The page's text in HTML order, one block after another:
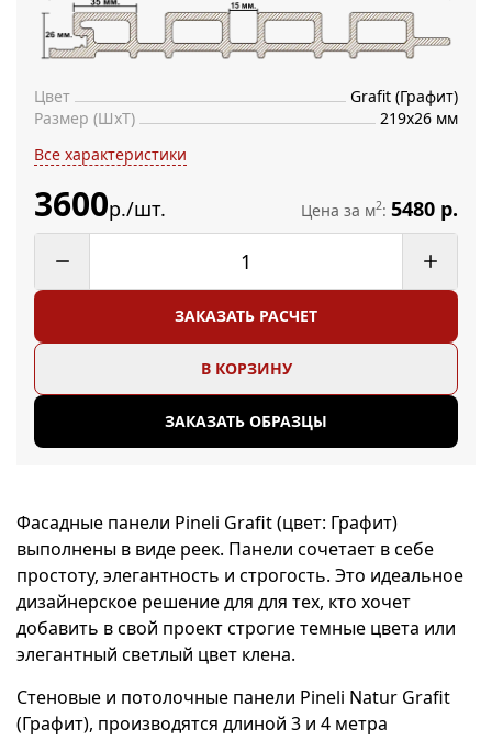
Цвет
Grafit (Графит)
Размер (ШхТ)
219х26 мм
Все характеристики
3600р./шт. Цена за м2: 5480 р.
ЗАКАЗАТЬ РАСЧЕТ
В КОРЗИНУ
ЗАКАЗАТЬ ОБРАЗЦЫ
Фасадные панели Pineli Grafit (цвет: Графит)
выполнены в виде реек. Панели сочетает в себе
простоту, элегантность и строгость. Это идеальное
дизайнерское решение для для тех, кто хочет
добавить в свой проект строгие темные цвета или
элегантный светлый цвет клена.
Стеновые и потолочные панели Pineli Natur Grafit
(Графит), производятся длиной 3 и 4 метра